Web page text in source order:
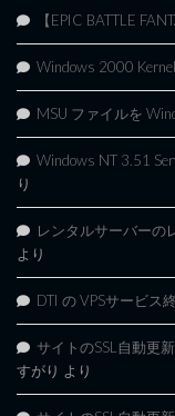
【EPIC BATTLE
Windows 2000
MSU ファイルを
Windows NT 3.51
り
レンタルサーバーの
より
DTI の VPSサービス
サイトのSSL自動更
すがり より